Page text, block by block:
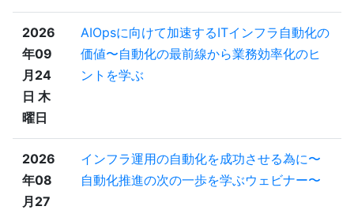
2026
年09
月24
日 木
曜日
AIOpsに向けて加速するITインフラ自動化の
価値〜自動化の最前線から業務効率化のヒ
ントを学ぶ
2026
年08
月27
インフラ運用の自動化を成功させる為に〜
自動化推進の次の一歩を学ぶウェビナー〜